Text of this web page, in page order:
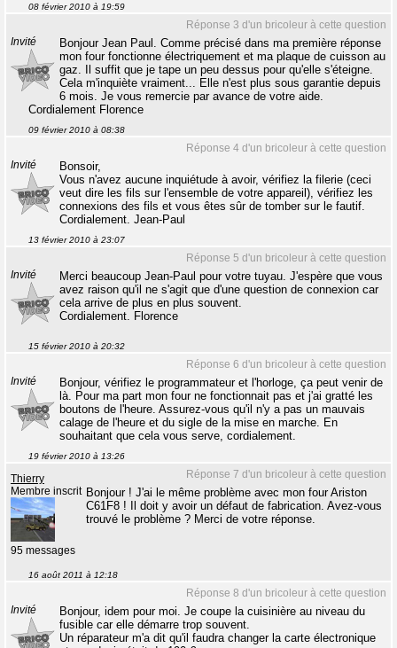
08 février 2010 à 19:59
Réponse 3 d'un bricoleur à cette question
Invité
Bonjour Jean Paul. Comme précisé dans ma première réponse
mon four fonctionne électriquement et ma plaque de cuisson au
gaz. Il suffit que je tape un peu dessus pour qu'elle s'éteigne.
Cela m'inquiète vraiment... Elle n'est plus sous garantie depuis
6 mois. Je vous remercie par avance de votre aide.
Cordialement Florence
09 février 2010 à 08:38
Réponse 4 d'un bricoleur à cette question
Invité
Bonsoir,
Vous n'avez aucune inquiétude à avoir, vérifiez la filerie (ceci
veut dire les fils sur l'ensemble de votre appareil), vérifiez les
connexions des fils et vous êtes sûr de tomber sur le fautif.
Cordialement. Jean-Paul
13 février 2010 à 23:07
Réponse 5 d'un bricoleur à cette question
Invité
Merci beaucoup Jean-Paul pour votre tuyau. J'espère que vous
avez raison qu'il ne s'agit que d'une question de connexion car
cela arrive de plus en plus souvent.
Cordialement. Florence
15 février 2010 à 20:32
Réponse 6 d'un bricoleur à cette question
Invité
Bonjour, vérifiez le programmateur et l'horloge, ça peut venir de
là. Pour ma part mon four ne fonctionnait pas et j'ai gratté les
boutons de l'heure. Assurez-vous qu'il n'y a pas un mauvais
calage de l'heure et du sigle de la mise en marche. En
souhaitant que cela vous serve, cordialement.
19 février 2010 à 13:26
Réponse 7 d'un bricoleur à cette question
Thierry
Membre inscrit
95 messages
Bonjour ! J'ai le même problème avec mon four Ariston
C61F8 ! Il doit y avoir un défaut de fabrication. Avez-vous
trouvé le problème ? Merci de votre réponse.
16 août 2011 à 12:18
Réponse 8 d'un bricoleur à cette question
Invité
Bonjour, idem pour moi. Je coupe la cuisinière au niveau du
fusible car elle démarre trop souvent.
Un réparateur m'a dit qu'il faudra changer la carte électronique